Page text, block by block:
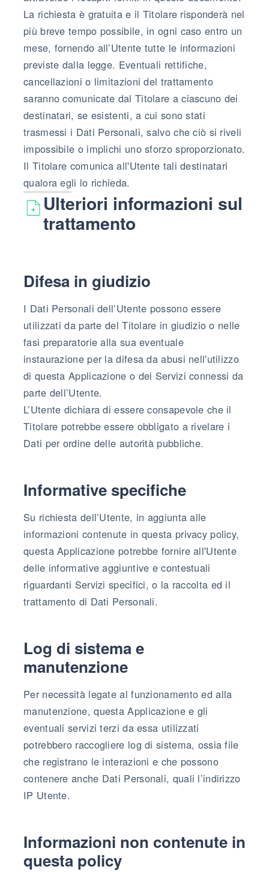
La richiesta è gratuita e il Titolare risponderà nel
più breve tempo possibile, in ogni caso entro un
mese, fornendo all’Utente tutte le informazioni
previste dalla legge. Eventuali rettifiche,
cancellazioni o limitazioni del trattamento
saranno comunicate dal Titolare a ciascuno dei
destinatari, se esistenti, a cui sono stati
trasmessi i Dati Personali, salvo che ciò si riveli
impossibile o implichi uno sforzo sproporzionato.
Il Titolare comunica all'Utente tali destinatari
qualora egli lo richieda.
Ulteriori informazioni sul
trattamento
Difesa in giudizio
I Dati Personali dell’Utente possono essere
utilizzati da parte del Titolare in giudizio o nelle
fasi preparatorie alla sua eventuale
instaurazione per la difesa da abusi nell'utilizzo
di questa Applicazione o dei Servizi connessi da
parte dell’Utente.
L’Utente dichiara di essere consapevole che il
Titolare potrebbe essere obbligato a rivelare i
Dati per ordine delle autorità pubbliche.
Informative specifiche
Su richiesta dell’Utente, in aggiunta alle
informazioni contenute in questa privacy policy,
questa Applicazione potrebbe fornire all'Utente
delle informative aggiuntive e contestuali
riguardanti Servizi specifici, o la raccolta ed il
trattamento di Dati Personali.
Log di sistema e
manutenzione
Per necessità legate al funzionamento ed alla
manutenzione, questa Applicazione e gli
eventuali servizi terzi da essa utilizzati
potrebbero raccogliere log di sistema, ossia file
che registrano le interazioni e che possono
contenere anche Dati Personali, quali l’indirizzo
IP Utente.
Informazioni non contenute in
questa policy